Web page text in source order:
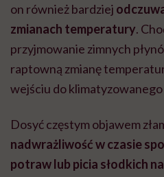
on również bardziej
zmianach temperatury.
przyjmowanie zimnych
raptowną zmianę
wejściu do
Dosyć częstym objawem
nadwrażliwość w czasie
potraw lub picia słodkich